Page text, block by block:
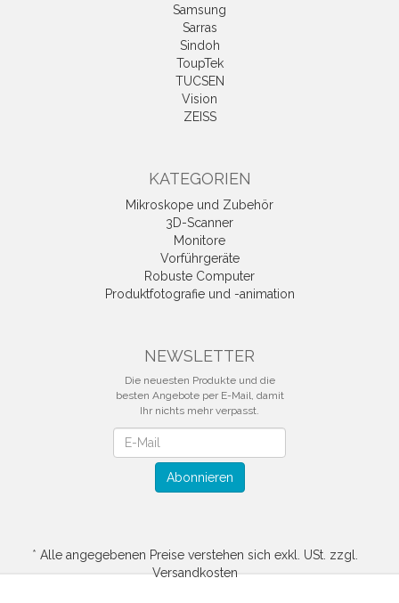
Samsung
Sarras
Sindoh
ToupTek
TUCSEN
Vision
ZEISS
KATEGORIEN
Mikroskope und Zubehör
3D-Scanner
Monitore
Vorführgeräte
Robuste Computer
Produktfotografie und -animation
NEWSLETTER
Die neuesten Produkte und die
besten Angebote per E-Mail, damit
Ihr nichts mehr verpasst.
Abonnieren
* Alle angegebenen Preise verstehen sich exkl. USt. zzgl.
Versandkosten